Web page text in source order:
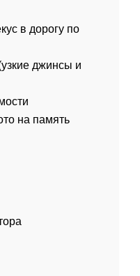
в дорогу по
джинсы и
на память